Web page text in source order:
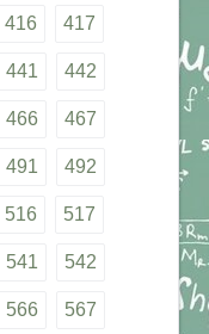
416 417
441 442
466 467
491 492
516 517
541 542
566 567